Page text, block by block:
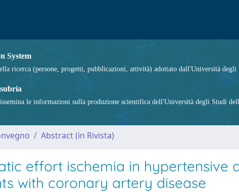
System
ricerca (persone, progetti, pubblicazioni, attività) adottato dall'Università degli
le informazioni sulla produzione scientifica dell'Università degli Studi
Abstract (in Rivista)
effort ischemia in hypertensive
with coronary artery disease